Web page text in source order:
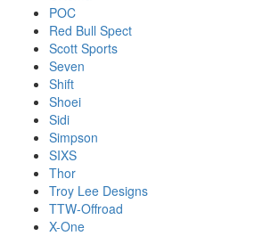
POC
Red Bull Spect
Scott Sports
Seven
Shift
Shoei
Sidi
Simpson
SIXS
Thor
Troy Lee Designs
TTW-Offroad
X-One